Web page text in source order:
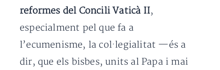
reformes del Concili Vaticà II,
especialment pel que fa a
l’ecumenisme, la col·legialitat —és a
dir, que els bisbes, units al Papa i mai